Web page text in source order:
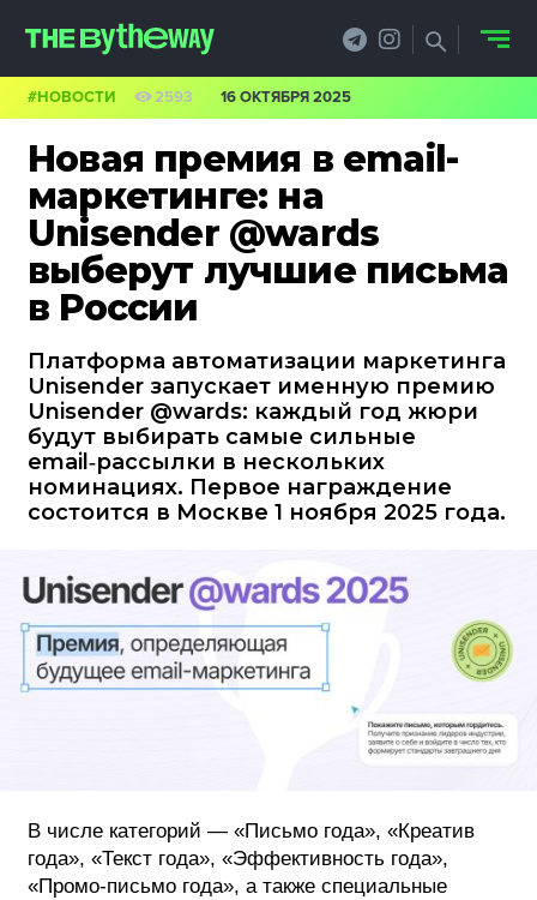
Новая премия в email-
маркетинге: на
Unisender @wards
выберут лучшие письма
в России
Платформа автоматизации маркетинга
Unisender запускает именную премию
Unisender @wards: каждый год жюри
будут выбирать самые сильные
email‑рассылки в нескольких
номинациях. Первое награждение
состоится в Москве 1 ноября 2025 года.
#НОВОСТИ 2593 16 ОКТЯБРЯ 2025
В числе категорий — «Письмо года», «Креатив
года», «Текст года», «Эффективность года»,
«Промо-письмо года», а также специальные
PRO.ОБЗОР
КЕЙСЫ
ФИЛОСОФИЯ
БИЗНЕС И
ТЕХНОЛОГИИ
ФЕСТИВАЛИ
ФОТОГРАФИЯ
ТИПОГРАФИКА
ИСТОРИИ БРЕНДОВ